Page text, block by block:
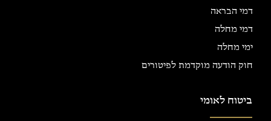
דמי הבראה
דמי מחלה
ימי מחלה
חוק הודעה מוקדמת לפיטורים
ביטוח לאומי